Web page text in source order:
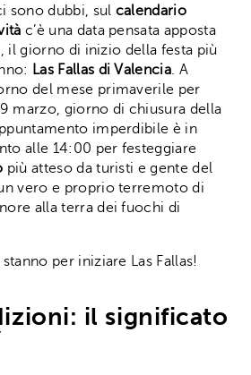
sono dubbi, sul calendario
c’è una data pensata apposta
il giorno di inizio della festa più
Las Fallas di Valencia. A
del mese primaverile per
marzo, giorno di chiusura della
imperdibile è in
alle 14:00 per festeggiare
più atteso da turisti e gente del
vero e proprio terremoto di
alla terra dei fuochi di
per iniziare Las Fallas!
il significato